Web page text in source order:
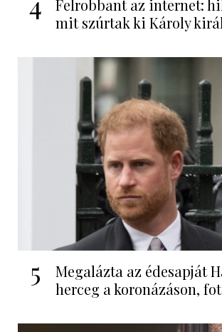
Felrobbant az internet:
mit szúrtak ki Károly
5
Megalázta az édesapját
herceg a koronázáson,